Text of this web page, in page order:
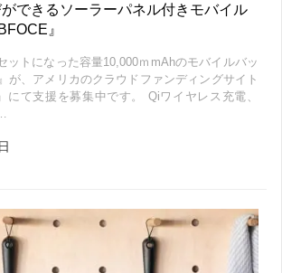
できるソーラーパネル付きモバイル
』
ットになった容量10,000ｍmAhのモバイルバッ
が、アメリカのクラウドファンディングサイト
にて支援を募集中です。 Qiワイヤレス充電、